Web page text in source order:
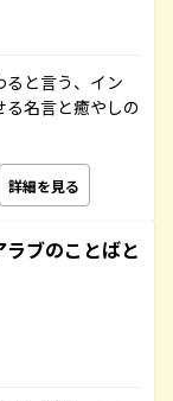
と言う、イン
る名言と癒やしの
詳細を見る
ブのことばと